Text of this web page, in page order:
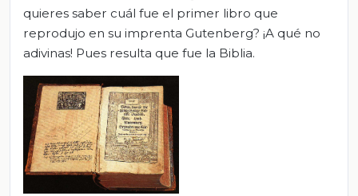
quieres saber cuál fue el primer libro que
reprodujo en su imprenta Gutenberg? ¡A qué no
adivinas! Pues resulta que fue la Biblia.